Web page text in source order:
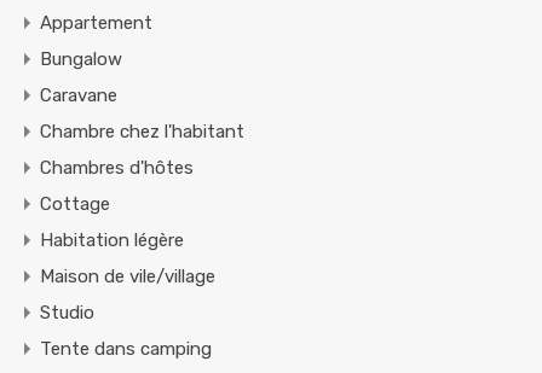
Appartement
Bungalow
Caravane
Chambre chez l'habitant
Chambres d'hôtes
Cottage
Habitation légère
Maison de vile/village
Studio
Tente dans camping